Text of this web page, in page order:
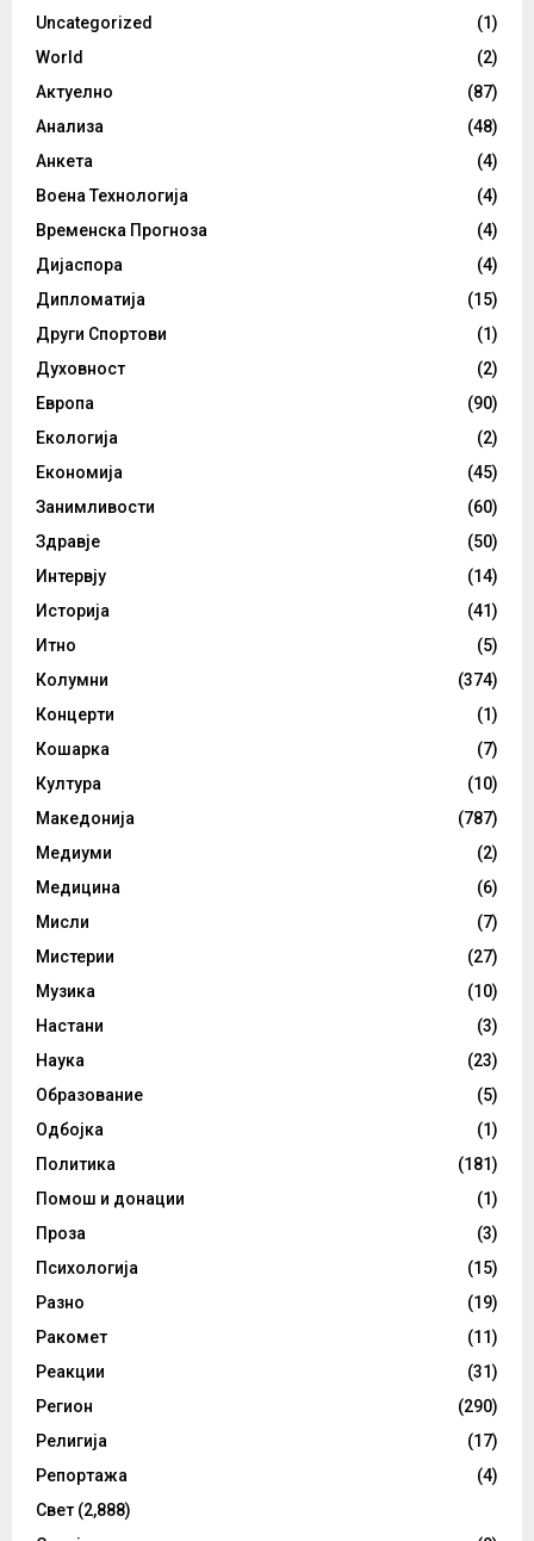
Uncategorized
(1)
World
(2)
Актуелно
(87)
Анализа
(48)
Анкета
(4)
Воена Технологија
(4)
Временска Прогноза
(4)
Дијаспора
(4)
Дипломатија
(15)
Други Спортови
(1)
Духовност
(2)
Европа
(90)
Екологија
(2)
Економија
(45)
Занимливости
(60)
Здравје
(50)
Интервју
(14)
Историја
(41)
Итно
(5)
Колумни
(374)
Концерти
(1)
Кошарка
(7)
Култура
(10)
Македонија
(787)
Медиуми
(2)
Медицина
(6)
Мисли
(7)
Мистерии
(27)
Музика
(10)
Настани
(3)
Наука
(23)
Образование
(5)
Одбојка
(1)
Политика
(181)
Помош и донации
(1)
Проза
(3)
Психологија
(15)
Разно
(19)
Ракомет
(11)
Реакции
(31)
Регион
(290)
Религија
(17)
Репортажа
(4)
Свет (2,888)